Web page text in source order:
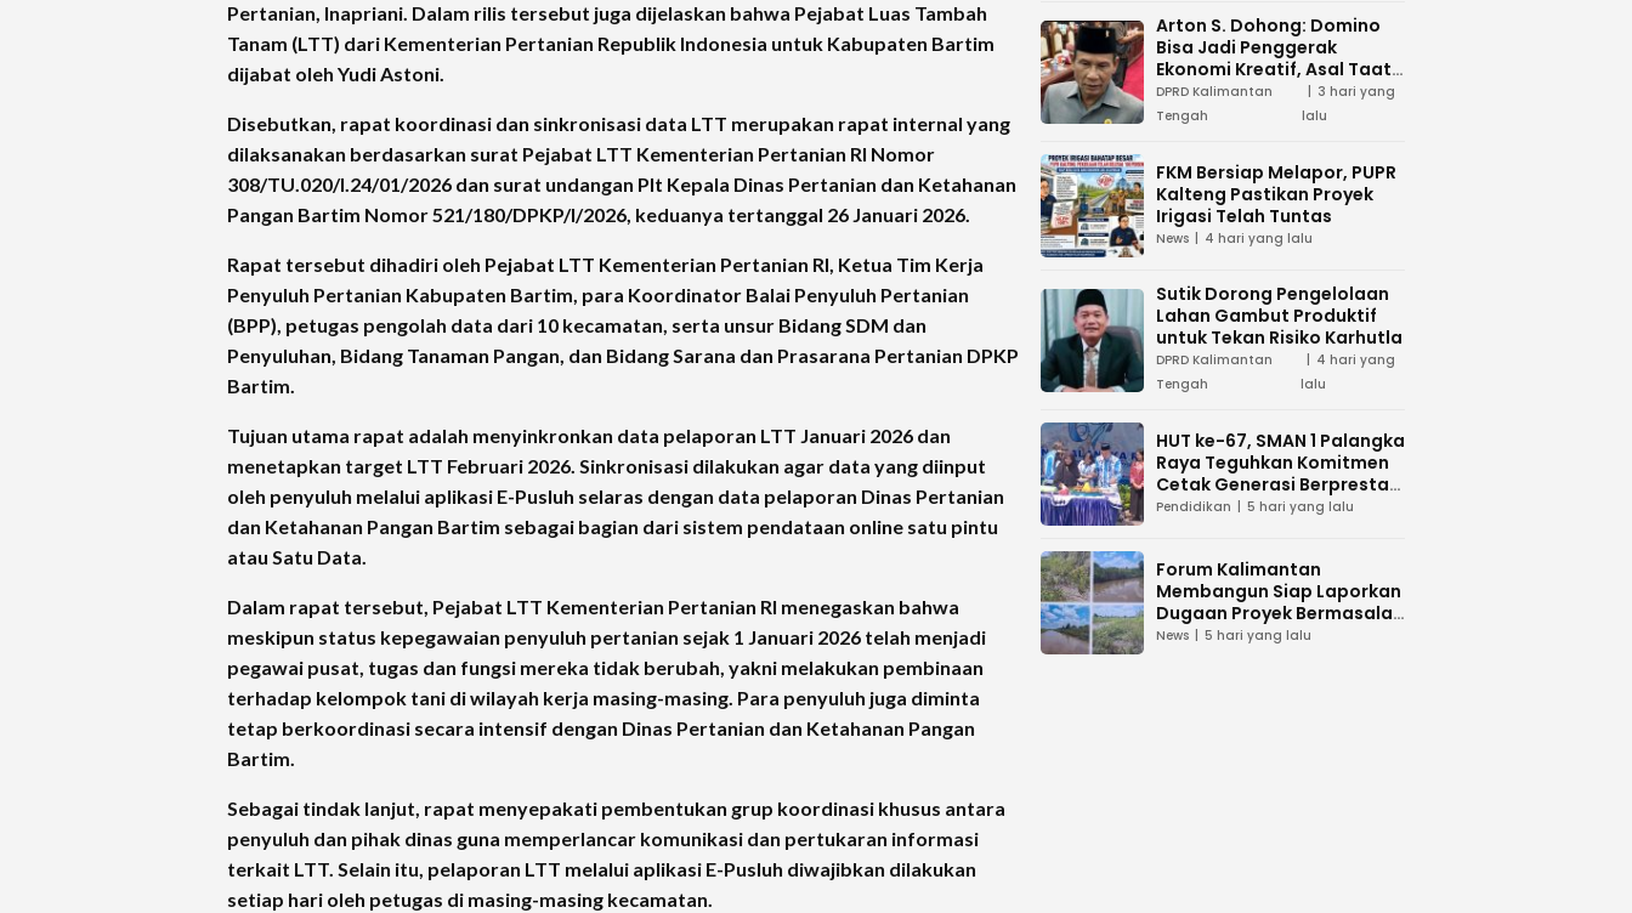
Pertanian, Inapriani. Dalam rilis tersebut juga dijelaskan bahwa Pejabat Luas Tambah
Tanam (LTT) dari Kementerian Pertanian Republik Indonesia untuk Kabupaten Bartim
dijabat oleh Yudi Astoni.
Disebutkan, rapat koordinasi dan sinkronisasi data LTT merupakan rapat internal yang
dilaksanakan berdasarkan surat Pejabat LTT Kementerian Pertanian RI Nomor
308/TU.020/I.24/01/2026 dan surat undangan Plt Kepala Dinas Pertanian dan Ketahanan
Pangan Bartim Nomor 521/180/DPKP/I/2026, keduanya tertanggal 26 Januari 2026.
Rapat tersebut dihadiri oleh Pejabat LTT Kementerian Pertanian RI, Ketua Tim Kerja
Penyuluh Pertanian Kabupaten Bartim, para Koordinator Balai Penyuluh Pertanian
(BPP), petugas pengolah data dari 10 kecamatan, serta unsur Bidang SDM dan
Penyuluhan, Bidang Tanaman Pangan, dan Bidang Sarana dan Prasarana Pertanian DPKP
Bartim.
Tujuan utama rapat adalah menyinkronkan data pelaporan LTT Januari 2026 dan
menetapkan target LTT Februari 2026. Sinkronisasi dilakukan agar data yang diinput
oleh penyuluh melalui aplikasi E-Pusluh selaras dengan data pelaporan Dinas Pertanian
dan Ketahanan Pangan Bartim sebagai bagian dari sistem pendataan online satu pintu
atau Satu Data.
Dalam rapat tersebut, Pejabat LTT Kementerian Pertanian RI menegaskan bahwa
meskipun status kepegawaian penyuluh pertanian sejak 1 Januari 2026 telah menjadi
pegawai pusat, tugas dan fungsi mereka tidak berubah, yakni melakukan pembinaan
terhadap kelompok tani di wilayah kerja masing-masing. Para penyuluh juga diminta
tetap berkoordinasi secara intensif dengan Dinas Pertanian dan Ketahanan Pangan
Bartim.
Sebagai tindak lanjut, rapat menyepakati pembentukan grup koordinasi khusus antara
penyuluh dan pihak dinas guna memperlancar komunikasi dan pertukaran informasi
terkait LTT. Selain itu, pelaporan LTT melalui aplikasi E-Pusluh diwajibkan dilakukan
setiap hari oleh petugas di masing-masing kecamatan.
Arton S. Dohong: Domino
Bisa Jadi Penggerak
Ekonomi Kreatif, Asal Taat
Aturan
DPRD Kalimantan
Tengah
3 hari yang
lalu
FKM Bersiap Melapor, PUPR
Kalteng Pastikan Proyek
Irigasi Telah Tuntas
News 4 hari yang lalu
Sutik Dorong Pengelolaan
Lahan Gambut Produktif
untuk Tekan Risiko Karhutla
DPRD Kalimantan
Tengah
4 hari yang
lalu
HUT ke-67, SMAN 1 Palangka
Raya Teguhkan Komitmen
Cetak Generasi Berprestasi
dan Peduli Lingkunga
Pendidikan 5 hari yang lalu
Forum Kalimantan
Membangun Siap Laporkan
Dugaan Proyek Bermasalah
PUPR Kalteng
News 5 hari yang lalu